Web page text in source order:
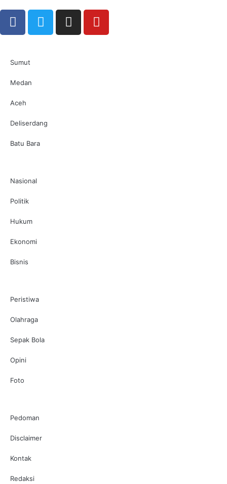
Sumut
Medan
Aceh
Deliserdang
Batu Bara
Nasional
Politik
Hukum
Ekonomi
Bisnis
Peristiwa
Olahraga
Sepak Bola
Opini
Foto
Pedoman
Disclaimer
Kontak
Redaksi